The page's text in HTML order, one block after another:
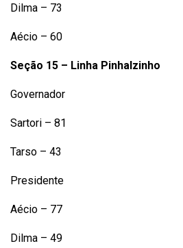
Dilma – 73
Aécio – 60
Seção 15 – Linha Pinhalzinho
Governador
Sartori – 81
Tarso – 43
Presidente
Aécio – 77
Dilma – 49